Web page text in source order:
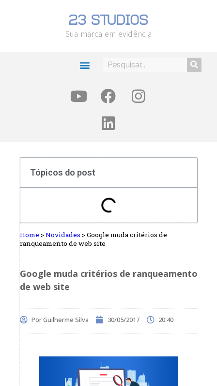
Sua marca em evidência
Tópicos do post
Home >Novidades >Google muda critérios de
ranqueamento de web site
Google muda critérios de ranqueamento
de web site
PorGuilherme Silva 30/05/2017 20:40